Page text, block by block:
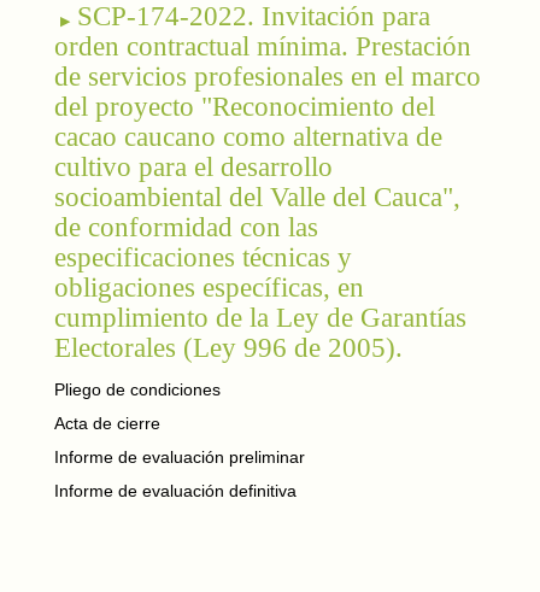
SCP-174-2022. Invitación para
orden contractual mínima. Prestación
de servicios profesionales en el marco
del proyecto "Reconocimiento del
cacao caucano como alternativa de
cultivo para el desarrollo
socioambiental del Valle del Cauca",
de conformidad con las
especificaciones técnicas y
obligaciones específicas, en
cumplimiento de la Ley de Garantías
Electorales (Ley 996 de 2005).
Pliego de condiciones
Acta de cierre
Informe de evaluación preliminar
Informe de evaluación definitiva